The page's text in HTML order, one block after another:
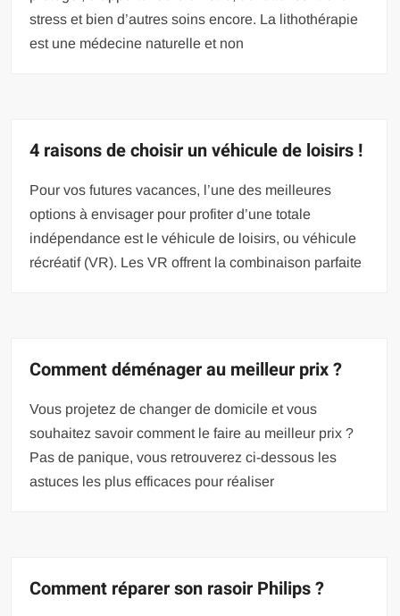
stress et bien d’autres soins encore. La lithothérapie
est une médecine naturelle et non
4 raisons de choisir un véhicule de loisirs !
Pour vos futures vacances, l’une des meilleures
options à envisager pour profiter d’une totale
indépendance est le véhicule de loisirs, ou véhicule
récréatif (VR). Les VR offrent la combinaison parfaite
Comment déménager au meilleur prix ?
Vous projetez de changer de domicile et vous
souhaitez savoir comment le faire au meilleur prix ?
Pas de panique, vous retrouverez ci-dessous les
astuces les plus efficaces pour réaliser
Comment réparer son rasoir Philips ?